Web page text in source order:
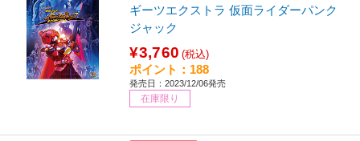
ギーツエクストラ 仮面ライダーパンク
ジャック
¥3,760 (税込)
ポイント：188
発売日：2023/12/06発売
在庫限り